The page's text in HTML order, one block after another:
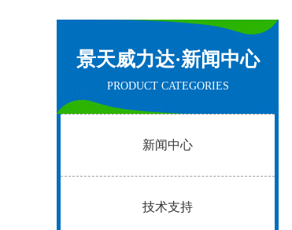
景天威力达·新闻中心
PRODUCT CATEGORIES
新闻中心
技术支持